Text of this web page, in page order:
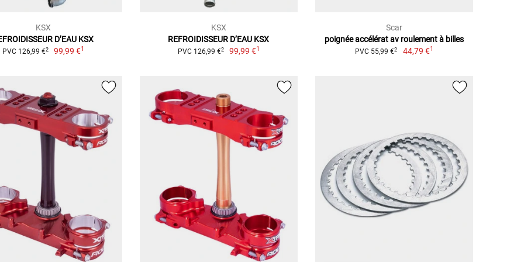
KSX
D’EAU KSX
PVC 126,99 €2 99,99 €1
KSX
REFROIDISSEUR D’EAU KSX
PVC 126,99 €2 99,99 €1
Scar
poignée accélérat av roulement à billes
PVC 55,99 €2 44,79 €1